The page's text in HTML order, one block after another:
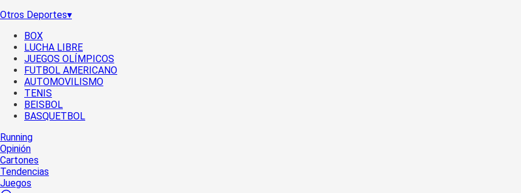
Otros Deportes▾
BOX
LUCHA LIBRE
JUEGOS OLÍMPICOS
FUTBOL AMERICANO
AUTOMOVILISMO
TENIS
BEISBOL
BASQUETBOL
Running
Opinión
Cartones
Tendencias
Juegos